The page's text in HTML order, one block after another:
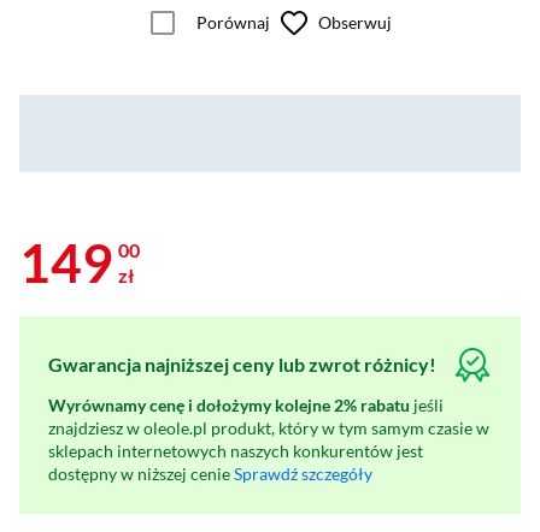
Porównaj Obserwuj
149 00
zł
Gwarancja najniższej ceny lub zwrot różnicy!
Wyrównamy cenę i dołożymy kolejne 2% rabatu jeśli
znajdziesz w oleole.pl produkt, który w tym samym czasie w
sklepach internetowych naszych konkurentów jest
dostępny w niższej cenieSprawdź szczegóły